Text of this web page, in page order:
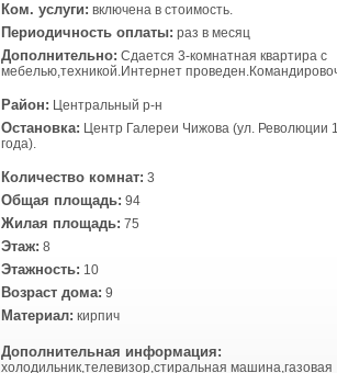
Ком. услуги: включена в стоимость.
Периодичность оплаты: раз в месяц
Дополнительно: Сдается 3-комнатная квартира с
мебелью,техникой.Интернет
Район: Центральный р-н
Остановка: Центр Галереи Чижова (ул. Революции
года).
Количество комнат: 3
Общая площадь: 94
Жилая площадь: 75
Этаж: 8
Этажность: 10
Возраст дома: 9
Материал: кирпич
Дополнительная информация:
холодильник,телевизор,стиральная машина,газовая